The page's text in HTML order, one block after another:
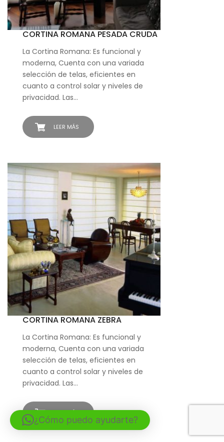
LEER MÁS
CORTINA ROMANA PESADA CRUDA
La Cortina Romana: Es funcional y
moderna, Cuenta con una variada
selección de telas, eficientes en
cuanto a control solar y niveles de
privacidad. Las…
LEER MÁS
CORTINA ROMANA ZEBRA
La Cortina Romana: Es funcional y
moderna, Cuenta con una variada
selección de telas, eficientes en
cuanto a control solar y niveles de
privacidad. Las…
¿Cómo puedo ayudarte?